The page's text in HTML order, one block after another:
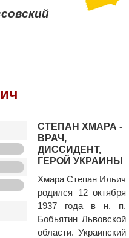
СТЕПАН ХМАРА -
ВРАЧ,
ДИССИДЕНТ,
ГЕРОЙ УКРАИНЫ
Хмара Степан Ильич
родился 12 октября
1937 года в н. п.
Бобьятин Львовской
области. Украинский